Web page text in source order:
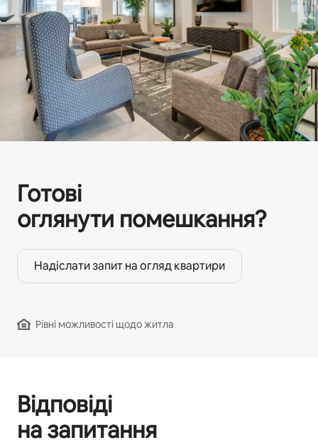
Готові
оглянути помешкання?
Надіслати запит на огляд квартири
Рівні можливості щодо житла
Відповіді
на запитання